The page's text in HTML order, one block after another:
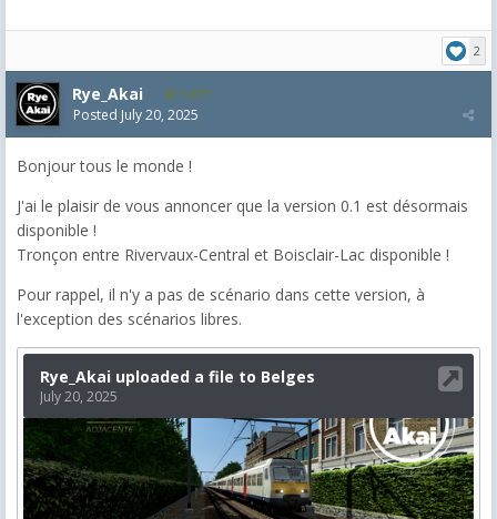
2
Rye_Akai 1,077
Posted July 20, 2025
Bonjour tous le monde !
J'ai le plaisir de vous annoncer que la version 0.1 est désormais
disponible !
Tronçon entre Rivervaux-Central et Boisclair-Lac disponible !
Pour rappel, il n'y a pas de scénario dans cette version, à
l'exception des scénarios libres.